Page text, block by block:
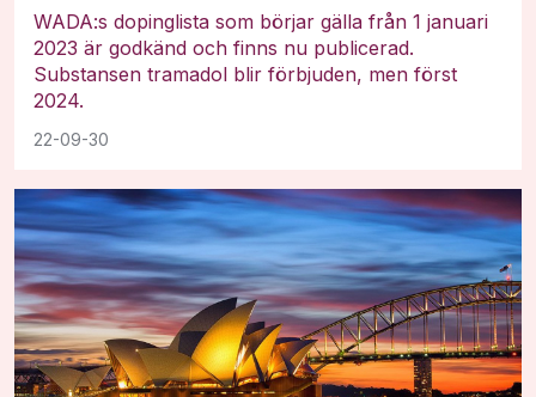
22-09-30
WADA:s dopinglista som börjar gälla från 1 januari
2023 är godkänd och finns nu publicerad.
Substansen tramadol blir förbjuden, men först
2024.